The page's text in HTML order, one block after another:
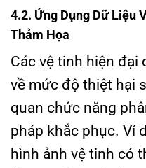
4.2. Ứng Dụng Dữ Liệu
Thảm Họa
Các vệ tinh hiện đại
về mức độ thiệt hại
quan chức năng
pháp khắc phục. Ví
hình ảnh vệ tinh có